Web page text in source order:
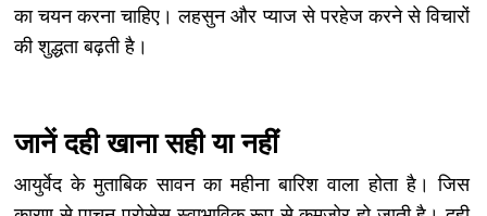
का चयन करना चाहिए। लहसुन और प्याज से परहेज करने से विचारों
की शुद्धता बढ़ती है।
जानें दही खाना सही या नहीं
आयुर्वेद के मुताबिक सावन का महीना बारिश वाला होता है। जिस